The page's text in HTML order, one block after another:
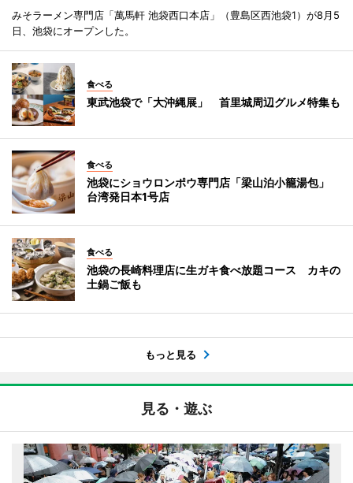
みそラーメン専門店「萬馬軒 池袋西口本店」（豊島区西池袋1）が8月5
日、池袋にオープンした。
食べる
東武池袋で「大沖縄展」 首里城周辺グルメ特集も
食べる
池袋にショウロンポウ専門店「梁山泊小籠湯包」
台湾発日本1号店
食べる
池袋の長崎料理店に生ガキ食べ放題コース カキの
土鍋ご飯も
もっと見る
見る・遊ぶ